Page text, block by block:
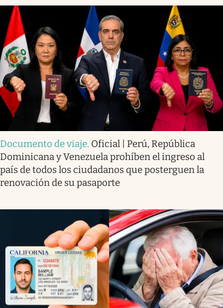
Documento de viaje. Oficial | Perú, República
Dominicana y Venezuela prohíben el ingreso al
país de todos los ciudadanos que posterguen la
renovación de su pasaporte